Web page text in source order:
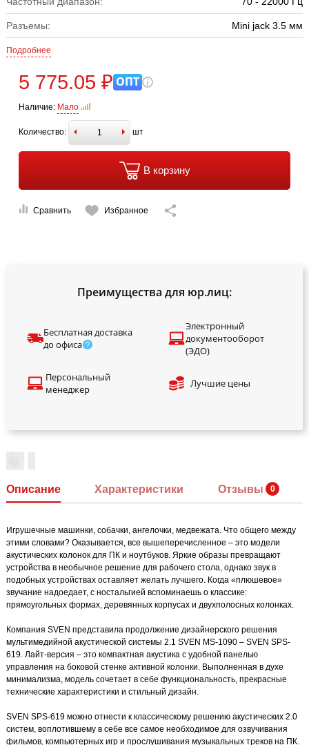
Разъемы: Mini jack 3.5 мм
Подробнее
5 775.05 ₽ ОПТ
Наличие: Мало
Количество: шт
В корзину
Сравнить Избранное
Преимущества для юр.лиц:
Бесплатная доставка
до офиса
Электронный
документооборот
(ЭДО)
Персональный
менеджер
Лучшие цены
Описание Характеристики Отзывы
Игрушечные машинки, собачки, ангелочки, медвежата. Что общего между
этими словами? Оказывается, все вышеперечисленное – это модели
акустических колонок для ПК и ноутбуков. Яркие образы превращают
устройства в необычное решение для рабочего стола, однако звук в
подобных устройствах оставляет желать лучшего. Когда «плюшевое»
звучание надоедает, с ностальгией вспоминаешь о классике:
прямоугольных формах, деревянных корпусах и двухполосных колонках.
Компания SVEN представила продолжение дизайнерского решения
мультимедийной акустической системы 2.1 SVEN MS-1090 – SVEN SPS-
619. Лайт-версия – это компактная акустика с удобной панелью
управления на боковой стенке активной колонки. Выполненная в духе
минимализма, модель сочетает в себе функциональность, прекрасные
технические характеристики и стильный дизайн.
SVEN SPS-619 можно отнести к классическому решению акустических 2.0
систем, воплотившему в себе все самое необходимое для озвучивания
фильмов, компьютерных игр и прослушивания музыкальных треков на ПК.